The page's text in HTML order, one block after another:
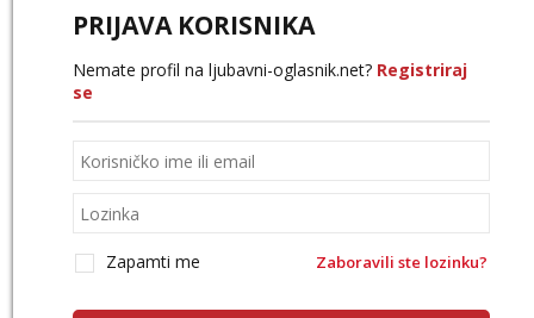
PRIJAVA KORISNIKA
Nemate profil na ljubavni-oglasnik.net? Registriraj
se
Zapamti me Zaboravili ste lozinku?